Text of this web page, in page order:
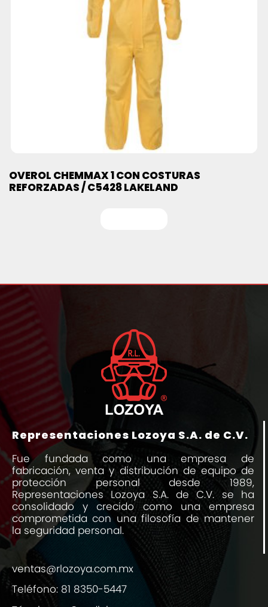
OVEROL CHEMMAX 1 CON COSTURAS
REFORZADAS / C5428 LAKELAND
Representaciones Lozoya S.A. de C.V.
Fue fundada como una empresa de
fabricación, venta y distribución de equipo de
protección personal desde 1989,
Representaciones Lozoya S.A. de C.V. se ha
consolidado y crecido como una empresa
comprometida con una filosofía de mantener
la seguridad personal.
ventas@rlozoya.com.mx
Teléfono: 81 8350-5447